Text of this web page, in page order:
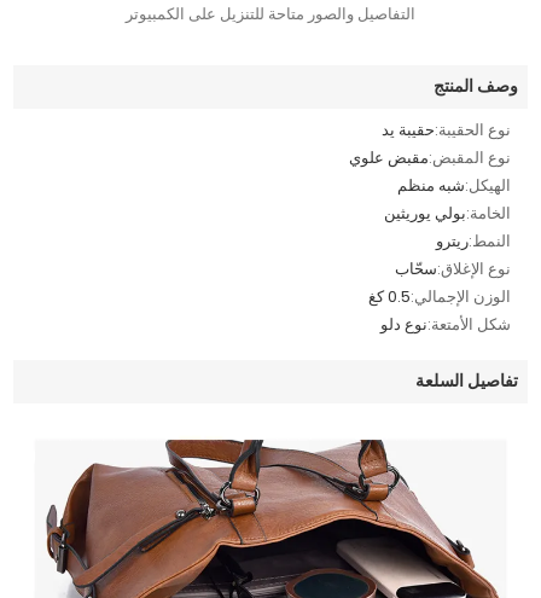
التفاصيل والصور متاحة للتنزيل على الكمبيوتر
وصف المنتج
نوع الحقيبة:حقيبة يد
نوع المقبض:مقبض علوي
الهيكل:شبه منظم
الخامة:بولي يوريثين
النمط:ريترو
نوع الإغلاق:سحّاب
الوزن الإجمالي:0.5 كغ
شكل الأمتعة:نوع دلو
تفاصيل السلعة